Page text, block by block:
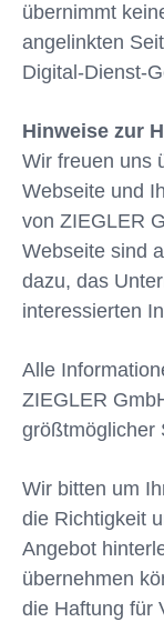
übernimmt
angelinkten
Digital-Dienst-
Hinweise zur
Wir freuen uns
Webseite und
von ZIEGLER
Webseite sind
dazu, das
interessierten
Alle
ZIEGLER
größtmöglicher
Wir bitten um
die Richtigkeit
Angebot
übernehmen
die Haftung für